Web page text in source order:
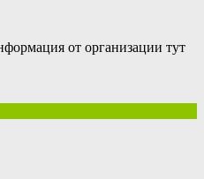
от организации тут